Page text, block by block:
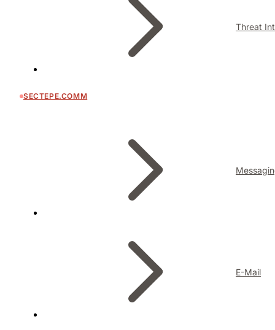
Threat
SECTEPE.COMM
E-Mail